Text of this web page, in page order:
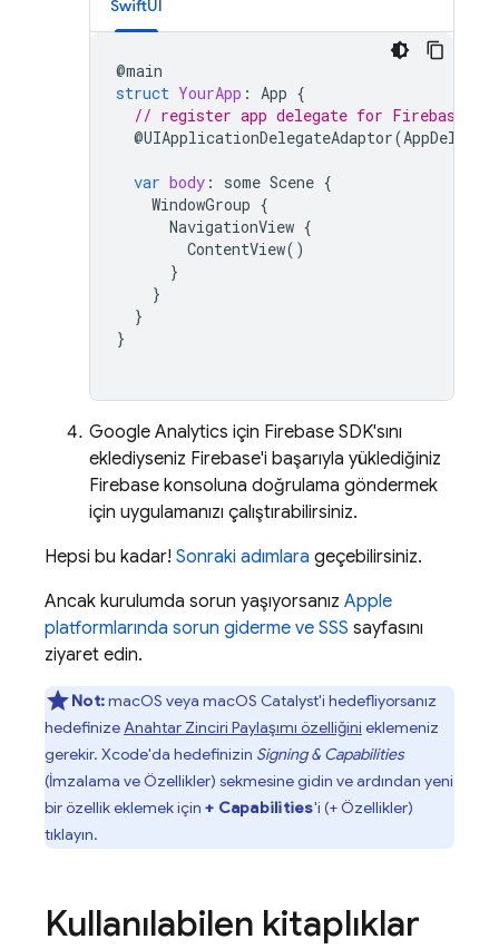
SwiftUI
@main
struct YourApp : App {
// register app delegate for Firebase
@UIApplicationDelegateAdaptor(
var body : some Scene {
WindowGroup {
NavigationView {
ContentView()
}
}
}
}
Google Analytics için Firebase SDK'sını
eklediyseniz Firebase'i başarıyla yüklediğiniz
Firebase konsoluna doğrulama göndermek
için uygulamanızı çalıştırabilirsiniz.
Hepsi bu kadar! Sonraki adımlara geçebilirsiniz.
Ancak kurulumda sorun yaşıyorsanız Apple
platformlarında sorun giderme ve SSS sayfasını
ziyaret edin.
Not:macOS veya macOS Catalyst'i hedefliyorsanız
hedefinizeAnahtar Zinciri Paylaşımı özelliğini eklemeniz
gerekir. Xcode'da hedefinizin Signing & Capabilities
(İmzalama ve Özellikler) sekmesine gidin ve ardından yeni
bir özellik eklemek için + Capabilities'i (+ Özellikler)
tıklayın.
Kullanılabilen kitaplıklar